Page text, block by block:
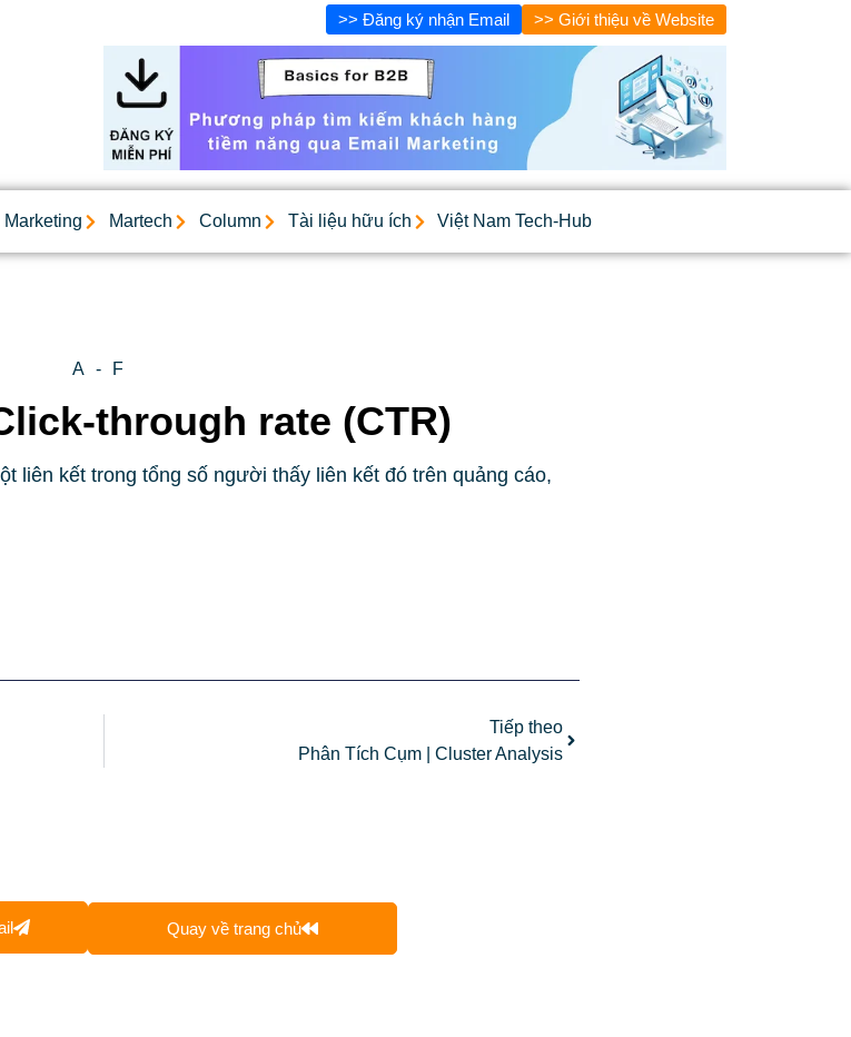
>> Giới thiệu về Website
>> Đăng ký nhận Email
Martech Column Tài liệu hữu ích Việt Nam Tech-Hub
A-F
through rate (CTR)
liên kết trong tổng số người thấy liên kết đó trên quảng cáo,
Tiếp theo
Phân Tích Cụm | Cluster Analysis
Quay về trang chủ